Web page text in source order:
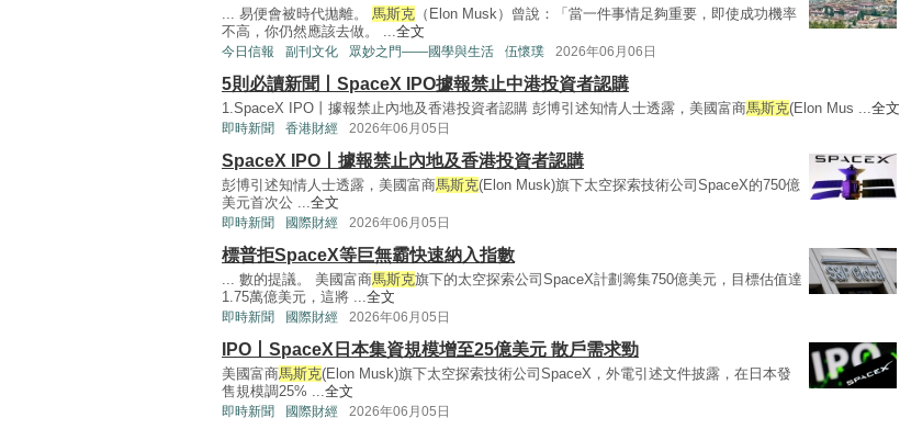
... 易便會被時代拋離。 馬斯克 （Elon Musk）曾說：「當一件事情足夠重要，即使成功機率
不高，你仍然應該去做。 ...全文
今日信報 副刊文化 眾妙之門——國學與生活 伍懷璞 2026年06月06日
5則必讀新聞丨SpaceX IPO據報禁止中港投資者認購
1.SpaceX IPO丨據報禁止內地及香港投資者認購 彭博引述知情人士透露，美國富商馬斯克(Elon Mus ...全文
即時新聞 香港財經 2026年06月05日
SpaceX IPO丨據報禁止內地及香港投資者認購
彭博引述知情人士透露，美國富商馬斯克(Elon Musk)旗下太空探索技術公司SpaceX的750億
美元首次公 ...全文
即時新聞 國際財經 2026年06月05日
標普拒SpaceX等巨無霸快速納入指數
... 數的提議。 美國富商馬斯克旗下的太空探索公司SpaceX計劃籌集750億美元，目標估值達
1.75萬億美元，這將 ...全文
即時新聞 國際財經 2026年06月05日
IPO丨SpaceX日本集資規模增至25億美元 散戶需求勁
美國富商馬斯克(Elon Musk)旗下太空探索技術公司SpaceX，外電引述文件披露，在日本發
售規模調25% ...全文
即時新聞 國際財經 2026年06月05日